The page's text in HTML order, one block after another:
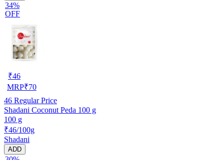
34%
OFF
₹46
MRP₹70
46 Regular Price
Shadani Coconut Peda 100 g
100 g
₹46/100g
Shadani
ADD